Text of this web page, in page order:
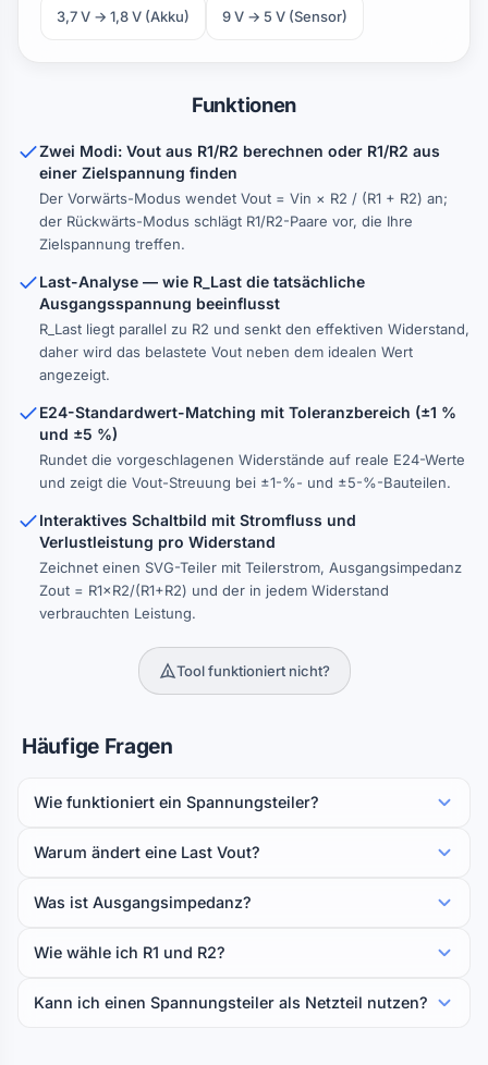
3,7 V → 1,8 V (Akku) 9 V → 5 V (Sensor)
Funktionen
Zwei Modi: Vout aus R1/R2 berechnen oder R1/R2 aus
einer Zielspannung finden
Der Vorwärts-Modus wendet Vout = Vin × R2 / (R1 + R2) an;
der Rückwärts-Modus schlägt R1/R2-Paare vor, die Ihre
Zielspannung treffen.
Last-Analyse — wie R_Last die tatsächliche
Ausgangsspannung beeinflusst
R_Last liegt parallel zu R2 und senkt den effektiven Widerstand,
daher wird das belastete Vout neben dem idealen Wert
angezeigt.
E24-Standardwert-Matching mit Toleranzbereich (±1 %
und ±5 %)
Rundet die vorgeschlagenen Widerstände auf reale E24-Werte
und zeigt die Vout-Streuung bei ±1-%- und ±5-%-Bauteilen.
Interaktives Schaltbild mit Stromfluss und
Verlustleistung pro Widerstand
Zeichnet einen SVG-Teiler mit Teilerstrom, Ausgangs­impedanz
Zout = R1×R2/(R1+R2) und der in jedem Widerstand
verbrauchten Leistung.
Tool funktioniert nicht?
Häufige Fragen
Wie funktioniert ein Spannungs­teiler?
Warum ändert eine Last Vout?
Was ist Ausgangs­impedanz?
Wie wähle ich R1 und R2?
Kann ich einen Spannungs­teiler als Netzteil nutzen?